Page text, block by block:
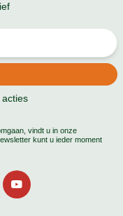
vindt u in onze
kunt u ieder moment